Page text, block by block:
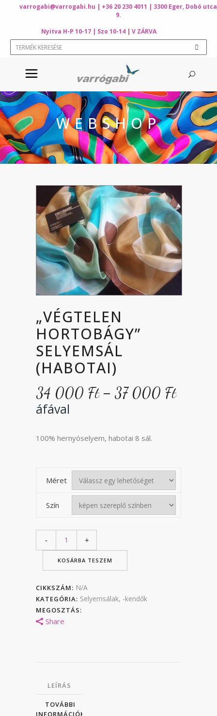
varrogabi@varrogabi.hu | +36 20 230 4011 | 3300 Eger, Dobó utca
9.
Nyitva H-P 10-17 | Szo 10-14 | V ZÁRVA
WEBSHOP
„VÉGTELEN
HORTOBÁGY”
SELYEMSÁL
(HABOTAI)
34 000 Ft – 37 000 Ft34
áfával
100% hernyóselyem, habotai 8 sál.
Méret
Szín
KOSÁRBA TESZEM
CIKKSZÁM: N/A
KATEGÓRIA: Selyemsálak, -kendők
MEGOSZTÁS:
Share
LEÍRÁS
TOVÁBBI
INFORMÁCIÓK